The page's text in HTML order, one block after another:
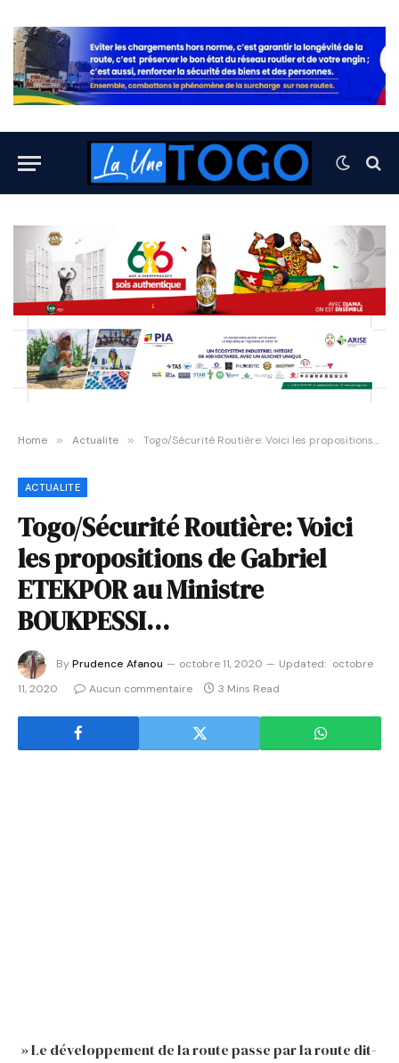
Home » Actualite » Togo/Sécurité Routière: Voici les propositions de Gabriel ETEKPOR au Ministre BOUKPESSI…
ACTUALITE
Togo/Sécurité Routière: Voici
les propositions de Gabriel
ETEKPOR au Ministre
BOUKPESSI…
ByPrudence Afanou octobre 11, 2020 Updated: octobre
11, 2020
Aucun commentaire 3 Mins Read
» Le développement de la route passe par la route dit-